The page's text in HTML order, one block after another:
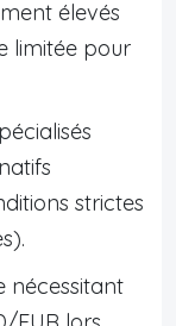
élevés
limitée pour
strictes
nécessitant